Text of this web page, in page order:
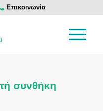
Επικοινωνία
συνθήκη